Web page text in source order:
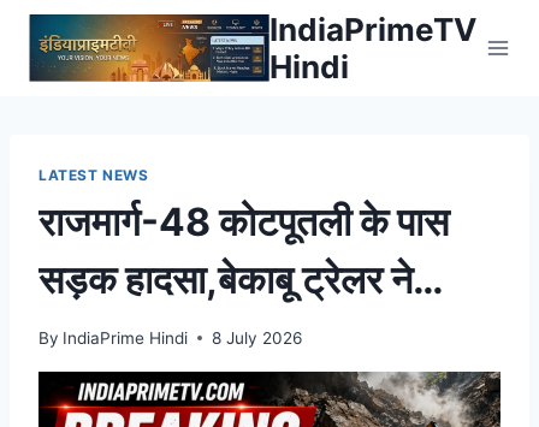
Skip
content
IndiaPrimeTV
Hindi
LATEST NEWS
राजमार्ग-48 कोटपूतली के पास
सड़क हादसा,बेकाबू ट्रेलर ने
अर्टिगा कार को रौंदा
By IndiaPrime Hindi 8 July 2026